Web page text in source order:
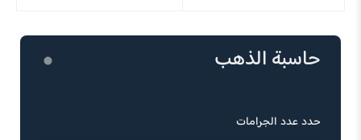
حاسبة الذهب
حدد عدد الجرامات